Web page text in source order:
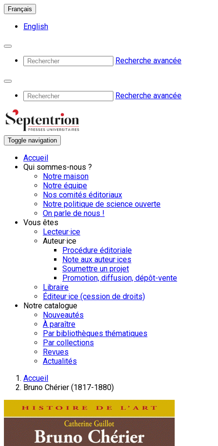
Français
English
Recherche avancée
Recherche avancée
Toggle navigation
Accueil
Qui sommes-nous ?
Notre maison
Notre équipe
Nos comités éditoriaux
Notre politique de science ouverte
On parle de nous !
Vous êtes
Lecteur·ice
Auteur·ice
Procédure éditoriale
Note aux auteur·ices
Soumettre un projet
Promotion, diffusion, dépôt-vente
Libraire
Éditeur·ice (cession de droits)
Notre catalogue
Nouveautés
À paraître
Par bibliothèques thématiques
Par collections
Revues
Actualités
Accueil
Bruno Chérier (1817-1880)